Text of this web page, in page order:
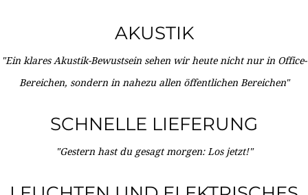
AKUSTIK
"Ein klares Akustik-Bewustsein sehen wir heute nicht nur in Office-
Bereichen, sondern in nahezu allen öffentlichen Bereichen"
SCHNELLE LIEFERUNG
"Gestern hast du gesagt morgen: Los jetzt!"